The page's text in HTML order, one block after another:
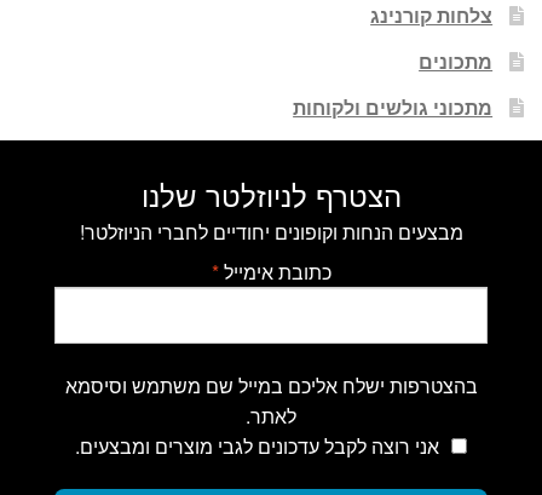
צלחות קורנינג
מתכונים
מתכוני גולשים ולקוחות
הצטרף לניוזלטר שלנו
מבצעים הנחות וקופונים יחודיים לחברי הניוזלטר!
כתובת אימייל*
בהצטרפות ישלח אליכם במייל שם משתמש וסיסמא
לאתר.
אני רוצה לקבל עדכונים לגבי מוצרים ומבצעים.